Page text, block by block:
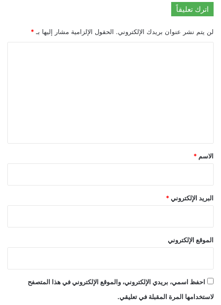
اترك تعليقاً
لن يتم نشر عنوان بريدك الإلكتروني. الحقول الإلزامية مشار إليها بـ *
*
الاسم *
البريد الإلكتروني *
الموقع الإلكتروني
احفظ اسمي، بريدي الإلكتروني، والموقع الإلكتروني في هذا المتصفح
لاستخدامها المرة المقبلة في تعليقي.